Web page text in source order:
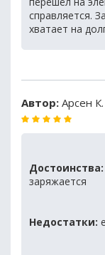
справляется.
хватает на
Автор: Арсен К.
Достоинства:
заряжается
Недостатки: